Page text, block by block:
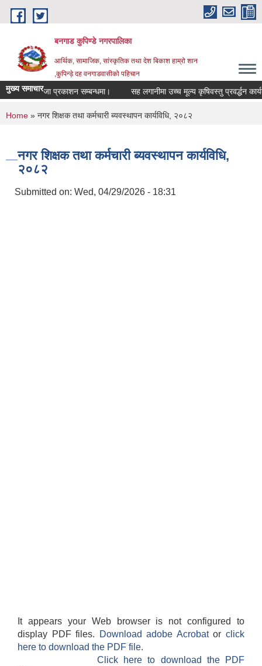
Skip to main content
बनगाड कुपिण्डे नगरपालिका
आर्थिक, सामाजिक, सांस्कृतिक तथा देश बिकाश हाम्रो शान
,कुपिन्ड़े दह वनगाडवासीको पहिचान
मुख्य समाचार
अतिजा प्रकाशन सम्बन्धमा। सह लगानीमा उच्च मूल्य कृषिवस्तु प्रवर्द्धन
You are here
Home » नगर शिक्षक तथा कर्मचारी ब्यवस्थापन कार्यविधि, २०८२
नगर शिक्षक तथा कर्मचारी ब्यवस्थापन कार्यविधि,
२०८२
Submitted on: Wed, 04/29/2026 - 18:31
It appears your Web browser is not configured to
display PDF files.
Download adobe Acrobatorclick
here to download the PDF file.
Click here to download the PDF